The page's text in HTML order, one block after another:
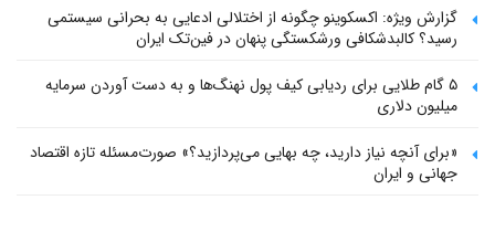
گزارش ویژه: اکسکوینو چگونه از اختلالی ادعایی به بحرانی سیستمی
رسید؟ کالبدشکافی ورشکستگی پنهان در فین‌تک ایران
۵ گام طلایی برای ردیابی کیف پول‌ نهنگ‌ها و به دست آوردن سرمایه
میلیون دلاری
«برای آنچه نیاز دارید، چه بهایی می‌پردازید؟» صورت‌مسئله تازه اقتصاد
جهانی و ایران